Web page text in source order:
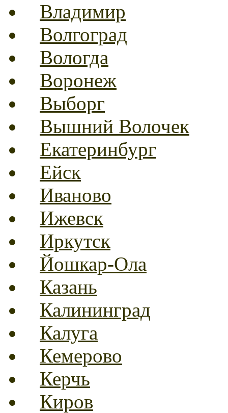
Владимир
Волгоград
Вологда
Воронеж
Выборг
Вышний Волочек
Екатеринбург
Ейск
Иваново
Ижевск
Иркутск
Йошкар-Ола
Казань
Калининград
Калуга
Кемерово
Керчь
Киров